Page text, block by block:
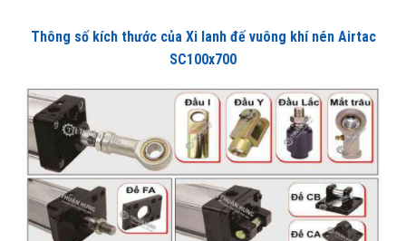
Thông số kích thước của Xi lanh đế vuông khí nén Airtac
SC100x700